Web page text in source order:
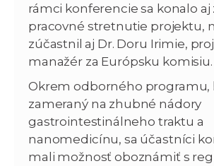
rámci konferencie sa konalo aj
pracovné stretnutie projektu,
zúčastnil aj Dr. Doru Irimie,
manažér za Európsku komisiu.
Okrem odborného programu,
zameraný na zhubné nádory
gastrointestinálneho traktu a
nanomedicínu, sa účastníci
mali možnosť oboznámiť s